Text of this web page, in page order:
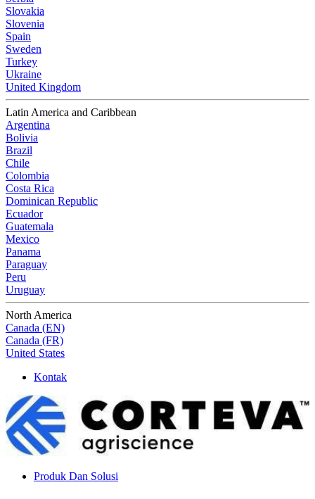
Slovakia
Slovenia
Spain
Sweden
Turkey
Ukraine
United Kingdom
Latin America and Caribbean
Argentina
Bolivia
Brazil
Chile
Colombia
Costa Rica
Dominican Republic
Ecuador
Guatemala
Mexico
Panama
Paraguay
Peru
Uruguay
North America
Canada (EN)
Canada (FR)
United States
Kontak
Produk Dan Solusi